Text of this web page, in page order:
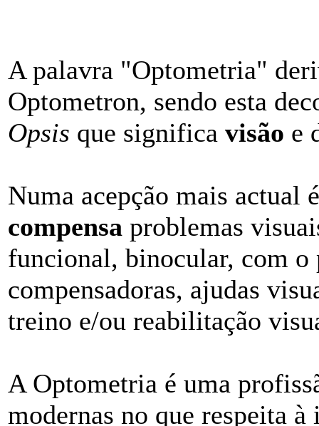
A palavra "Optometria"
Optometron, sendo esta
Opsis que significa visão e
Numa acepção mais actual
compensa problemas
funcional, binocular, com o
compensadoras, ajudas
treino e/ou reabilitação
A Optometria é uma
modernas no que respeita